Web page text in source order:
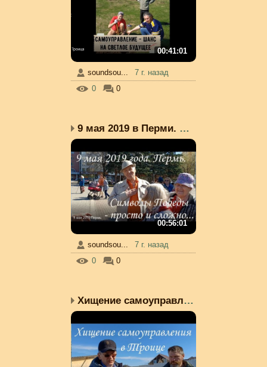
00:41:01
soundsou...
7 г. назад
0
0
9 мая 2019 в Перми. Сим...
00:56:01
soundsou...
7 г. назад
0
0
Хищение самоуправления ...